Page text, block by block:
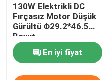
130W Elektrikli DC
Fırçasız Motor Düşük
Gürültü Φ29.2*46.5
Boyut
En iyi fiyat